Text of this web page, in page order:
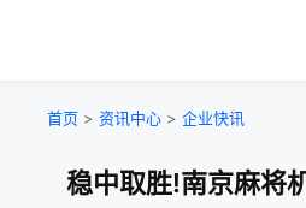
首页 > 资讯中心 > 企业快讯
稳中取胜!南京麻将